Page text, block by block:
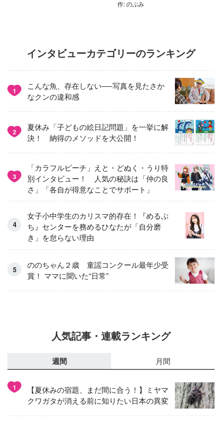
作: のぶみ
インタビューカテゴリーのランキング
1
こんな魚、存在しない──写真を見たさか
なクンの違和感
2
夏休み「子どもの絵日記問題」を一挙に解
決！ 納得のメソッドを大公開！
3
「カラフルピーチ」えと・どぬく・うり特
別インタビュー！ 人気の秘訣は「仲の良
さ」「各自が得意なことでサポート」
女子小中学生のカリスマ的存在！『めるぷ
ち』センターを務めるひなたが「自分磨
き」を怠らない理由
ののちゃん２歳 童謡コンクール最年少受
賞！ ママに聞いた“日常”
人気記事・連載ランキング
週間 月間
1
【夏休みの宿題、まだ間に合う！】ミヤマ
クワガタが消える前に知りたい日本の異変